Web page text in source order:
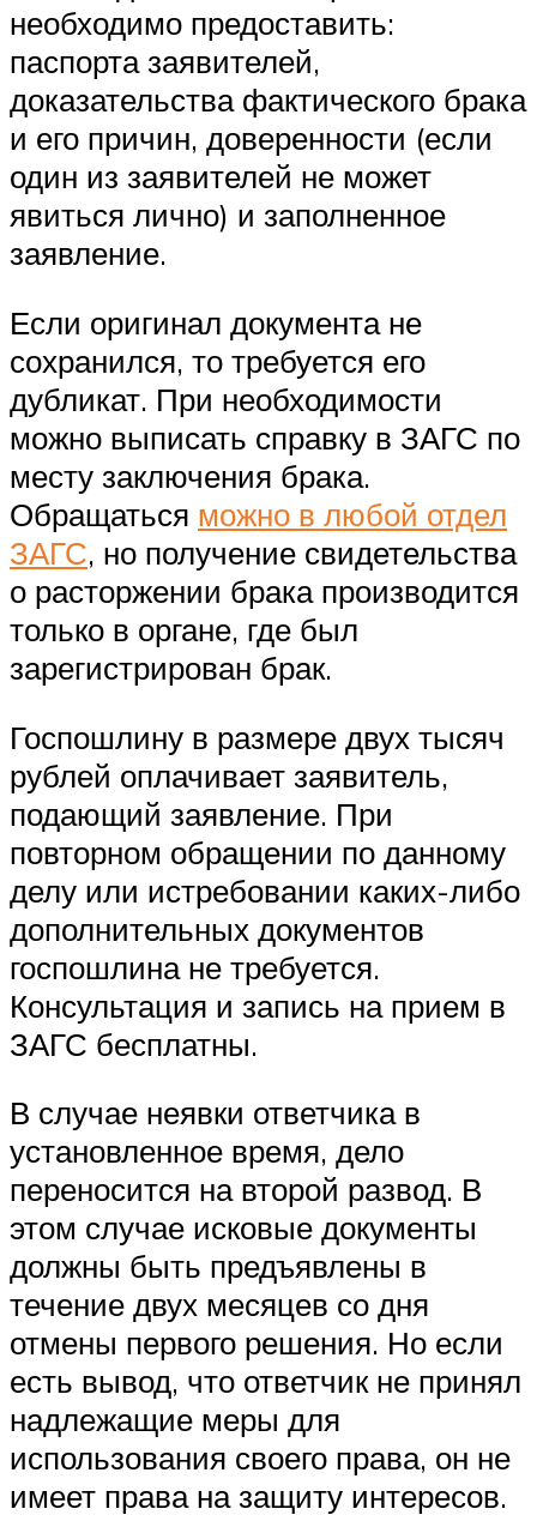
необходимо предоставить:
паспорта заявителей,
доказательства фактического брака
и его причин, доверенности (если
один из заявителей не может
явиться лично) и заполненное
заявление.
Если оригинал документа не
сохранился, то требуется его
дубликат. При необходимости
можно выписать справку в ЗАГС по
месту заключения брака.
Обращаться можно в любой отдел
ЗАГС, но получение свидетельства
о расторжении брака производится
только в органе, где был
зарегистрирован брак.
Госпошлину в размере двух тысяч
рублей оплачивает заявитель,
подающий заявление. При
повторном обращении по данному
делу или истребовании каких-либо
дополнительных документов
госпошлина не требуется.
Консультация и запись на прием в
ЗАГС бесплатны.
В случае неявки ответчика в
установленное время, дело
переносится на второй развод. В
этом случае исковые документы
должны быть предъявлены в
течение двух месяцев со дня
отмены первого решения. Но если
есть вывод, что ответчик не принял
надлежащие меры для
использования своего права, он не
имеет права на защиту интересов.